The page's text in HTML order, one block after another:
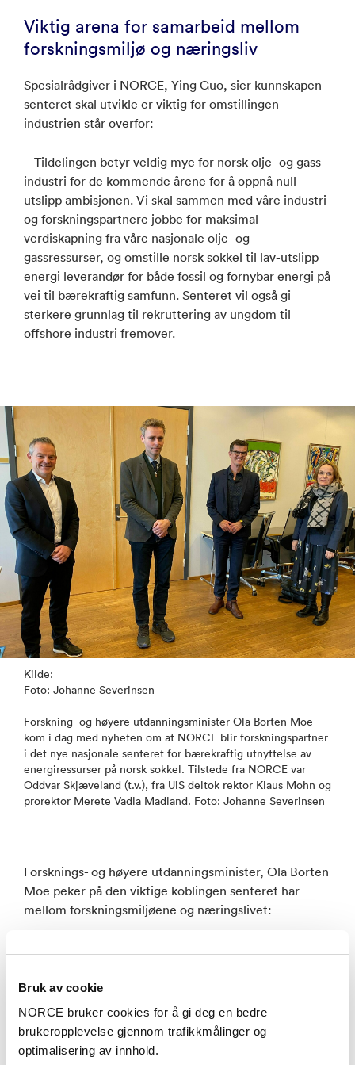
Bruk av cookie
NORCE bruker cookies for å gi deg en bedre
brukeropplevelse gjennom trafikkmålinger og
optimalisering av innhold.
Viktig arena for samarbeid mellom
forskningsmiljø og næringsliv
Spesialrådgiver i NORCE, Ying Guo, sier kunnskapen
senteret skal utvikle er viktig for omstillingen
industrien står overfor:
– Tildelingen betyr veldig mye for norsk olje- og gass-
industri for de kommende årene for å oppnå null-
utslipp ambisjonen. Vi skal sammen med våre industri-
og forskningspartnere jobbe for maksimal
verdiskapning fra våre nasjonale olje- og
gassressurser, og omstille norsk sokkel til lav-utslipp
energi leverandør for både fossil og fornybar energi på
vei til bærekraftig samfunn. Senteret vil også gi
sterkere grunnlag til rekruttering av ungdom til
offshore industri fremover.
Kilde:
Foto: Johanne Severinsen
Forskning- og høyere utdanningsminister Ola Borten Moe
kom i dag med nyheten om at NORCE blir forskningspartner
i det nye nasjonale senteret for bærekraftig utnyttelse av
energiressurser på norsk sokkel. Tilstede fra NORCE var
Oddvar Skjæveland (t.v.), fra UiS deltok rektor Klaus Mohn og
prorektor Merete Vadla Madland. Foto: Johanne Severinsen
Forsknings- og høyere utdanningsminister, Ola Borten
Moe peker på den viktige koblingen senteret har
mellom forskningsmiljøene og næringslivet:
konkurransekraft i fremtiden. Det blir en viktig arena
for samarbeid mellom forskningsmiljø og næringsliv.
Slik sikrer vi kort vei fra forskningsresultater og
smarte løsninger til praktisk bruk i industrien, sier